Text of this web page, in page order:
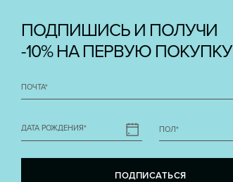
ПОДПИШИСЬ И ПОЛУЧИ
-10% НА ПЕРВУЮ ПОКУПКУ
ПОЧТА*
ДАТА РОЖДЕНИЯ* ПОЛ*
ПОДПИСАТЬСЯ